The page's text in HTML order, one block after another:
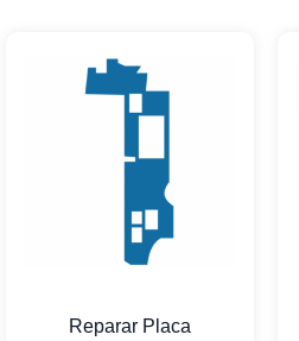
Reparar Placa